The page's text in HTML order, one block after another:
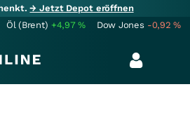
→ Jetzt Depot eröffnen
Öl (Brent) +4,97% Dow Jones -0,92%